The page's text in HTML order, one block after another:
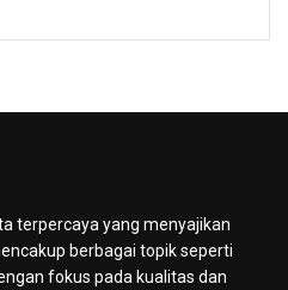
terpercaya yang menyajikan
berbagai topik seperti
fokus pada kualitas dan